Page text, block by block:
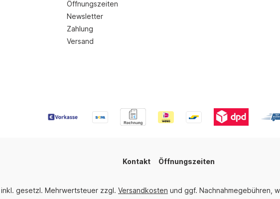
Öffnungszeiten
Newsletter
Zahlung
Versand
Kontakt Öffnungszeiten
gesetzl. Mehrwertsteuer zzgl. Versandkosten und ggf. Nachnahmegebühren,